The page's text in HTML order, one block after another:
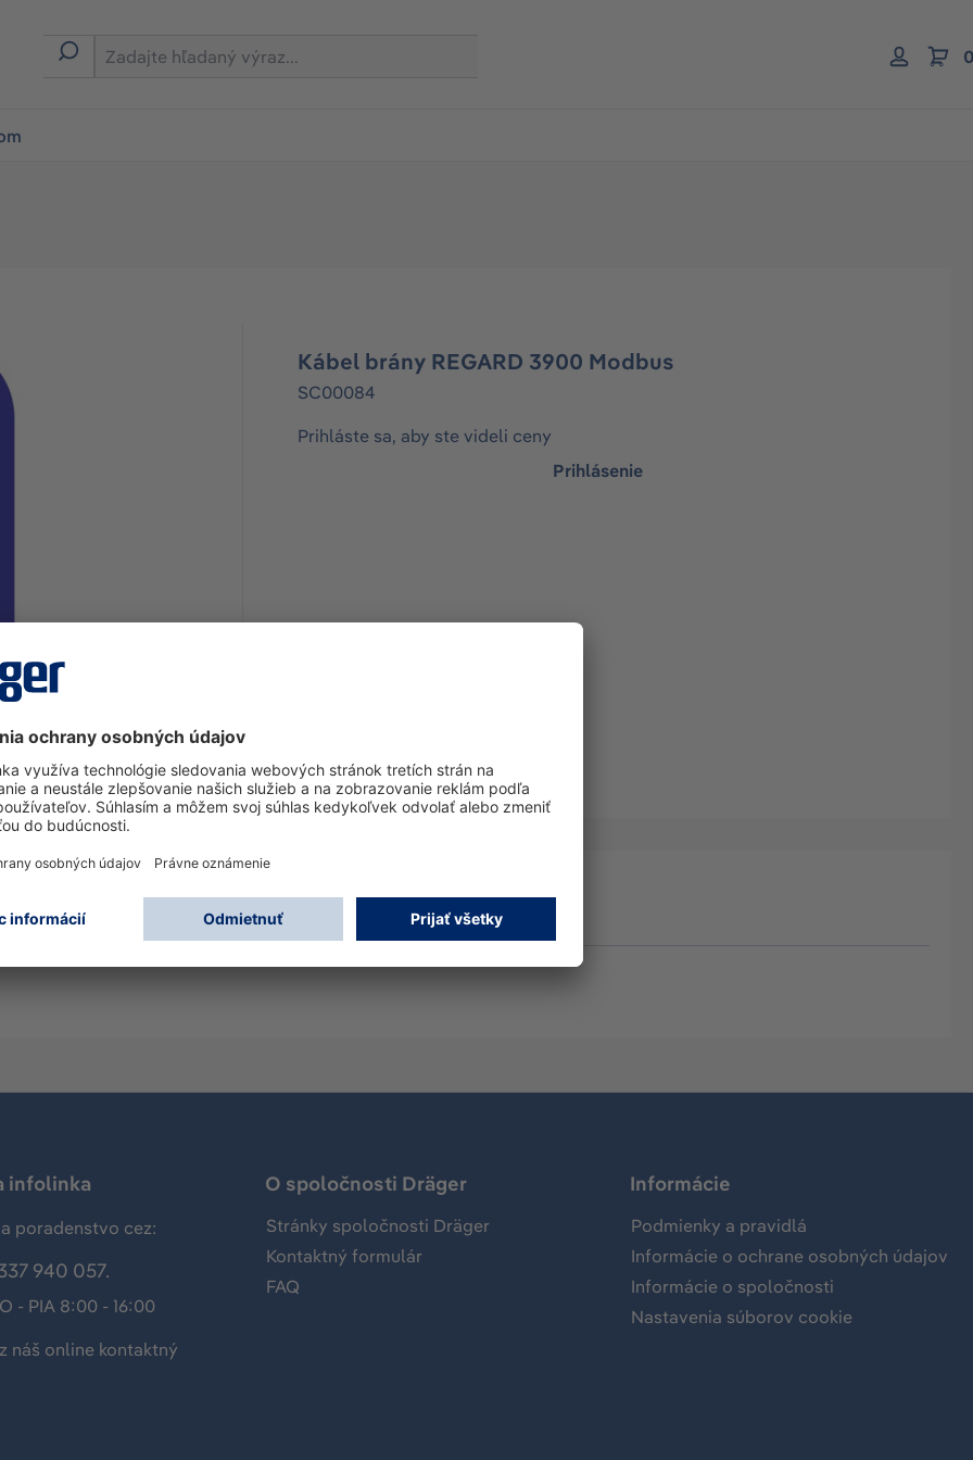
Kábel brány REGARD 3900 Modbus
SC00084
Prihláste sa, aby ste videli ceny
Prihlásenie
infolinka
poradenstvo cez:
940 057.
- PIA 8:00 - 16:00
náš online kontaktný
O spoločnosti Dräger
Stránky spoločnosti Dräger
Kontaktný formulár
FAQ
Informácie
Podmienky a pravidlá
Informácie o ochrane osobných údajov
Informácie o spoločnosti
Nastavenia súborov cookie